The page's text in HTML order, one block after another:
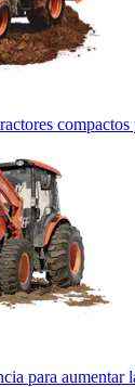
para aumentar